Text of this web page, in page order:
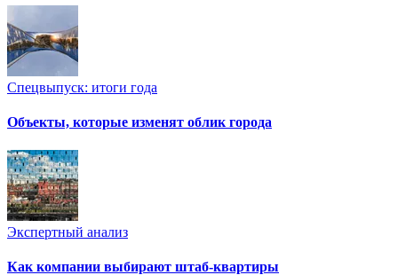
Спецвыпуск: итоги года
Объекты, которые изменят облик города
Экспертный анализ
Как компании выбирают штаб-квартиры